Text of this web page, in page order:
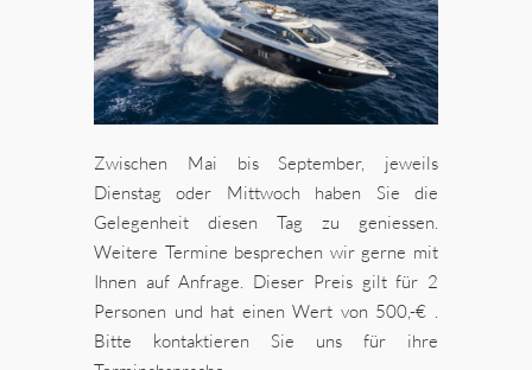
Zwischen Mai bis September, jeweils
Dienstag oder Mittwoch haben Sie die
Gelegenheit diesen Tag zu geniessen.
Weitere Termine besprechen wir gerne mit
Ihnen auf Anfrage. Dieser Preis gilt für 2
Personen und hat einen Wert von 500,-€ .
Bitte kontaktieren Sie uns für ihre